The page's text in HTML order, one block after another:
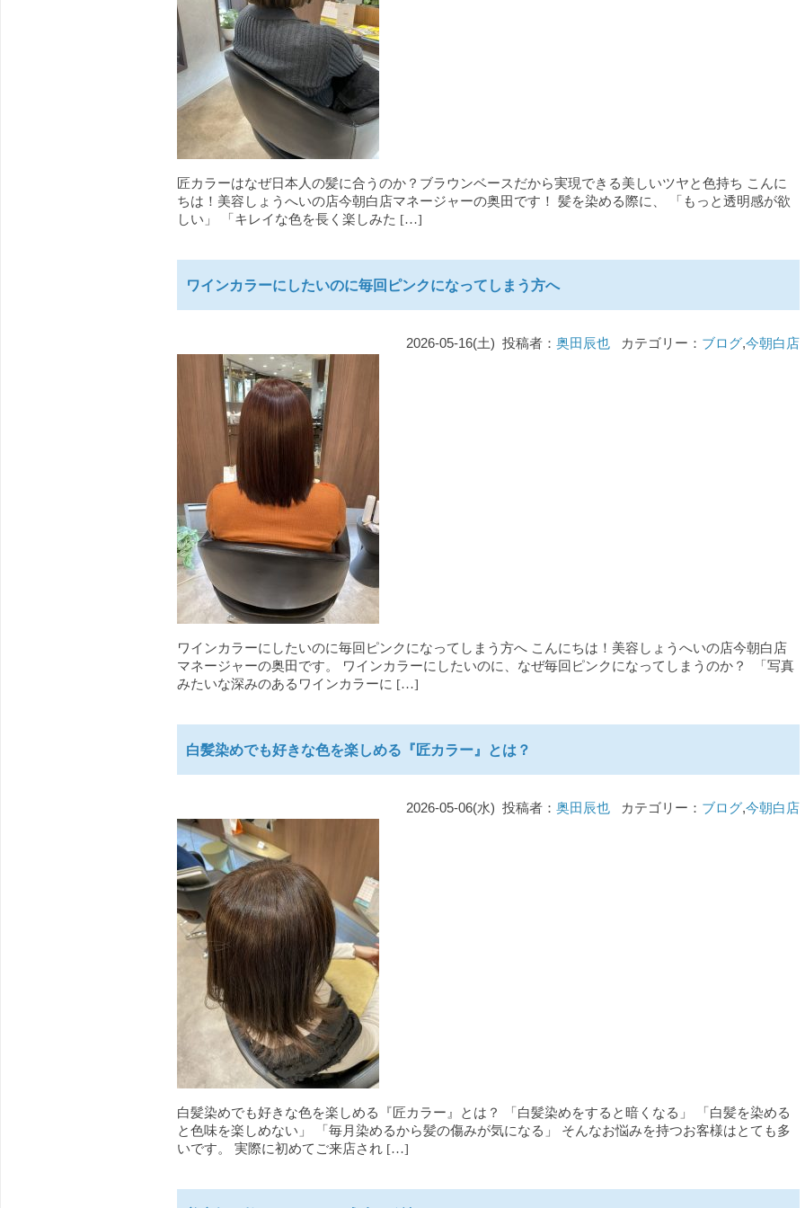
匠カラーはなぜ日本人の髪に合うのか？ブラウンベースだから実現できる美しいツヤと色持ち こんに
ちは！美容しょうへいの店今朝白店マネージャーの奥田です！ 髪を染める際に、 「もっと透明感が欲
しい」 「キレイな色を長く楽しみた […]
ワインカラーにしたいのに毎回ピンクになってしまう方へ
2026-05-16(土) 投稿者： 奥田辰也カテゴリー： ブログ,今朝白店
ワインカラーにしたいのに毎回ピンクになってしまう方へ こんにちは！美容しょうへいの店今朝白店
マネージャーの奥田です。 ワインカラーにしたいのに、なぜ毎回ピンクになってしまうのか？ 「写真
みたいな深みのあるワインカラーに […]
白髪染めでも好きな色を楽しめる『匠カラー』とは？
2026-05-06(水) 投稿者： 奥田辰也カテゴリー： ブログ,今朝白店
白髪染めでも好きな色を楽しめる『匠カラー』とは？ 「白髪染めをすると暗くなる」 「白髪を染める
と色味を楽しめない」 「毎月染めるから髪の傷みが気になる」 そんなお悩みを持つお客様はとても多
いです。 実際に初めてご来店され […]